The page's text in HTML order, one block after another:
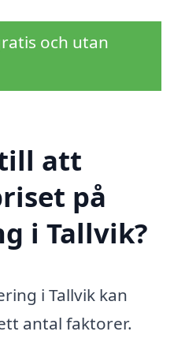
och utan
att
på
i Tallvik?
i Tallvik kan
antal faktorer.